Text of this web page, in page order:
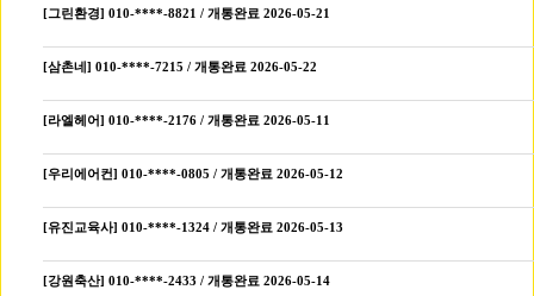
[그린환경] 010-****-8821 / 개통완료 2026-05-21
[삼촌네] 010-****-7215 / 개통완료 2026-05-22
[라엘헤어] 010-****-2176 / 개통완료 2026-05-11
[우리에어컨] 010-****-0805 / 개통완료 2026-05-12
[유진교육사] 010-****-1324 / 개통완료 2026-05-13
[강원축산] 010-****-2433 / 개통완료 2026-05-14